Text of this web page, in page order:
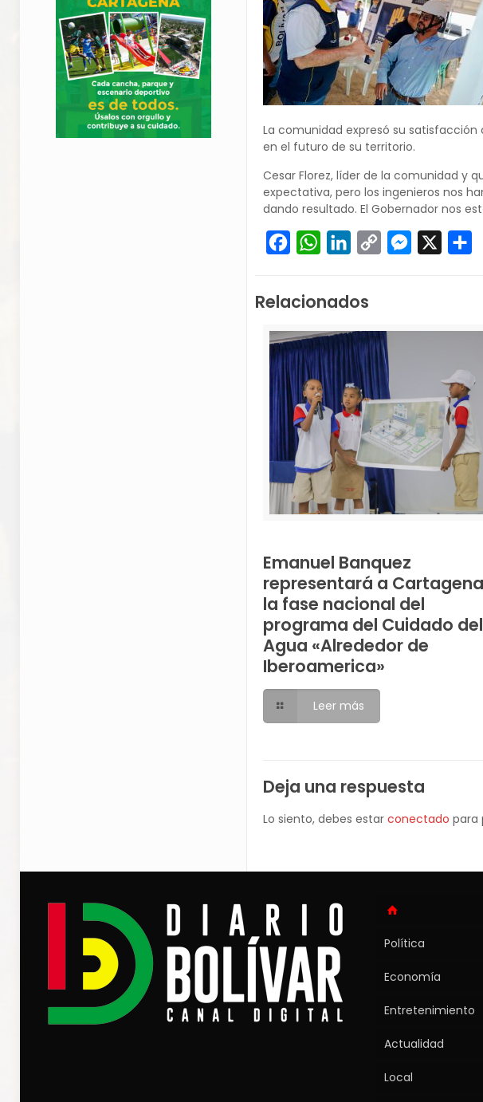
La comunidad expresó su
en el futuro de su territorio.
Cesar Florez, líder de la comunidad y
expectativa, pero los ingenieros nos
dando resultado. El Gobernador nos
FacebookWhatsAppLinkedIn
Copy
Messenger
Relacionados
Emanuel Banquez
representará a
la fase nacional del
programa del Cuidado del
Agua «Alrededor de
Iberoamerica»
Leer más
Deja una respuesta
Lo siento, debes estar conectado para
Política
Economía
Entretenimiento
Actualidad
Local